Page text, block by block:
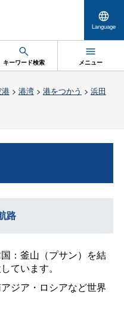
Language
キーワード検索 メニュー
> 港湾> 港をつかう > 浜田
路
：釜山（プサン）を結
ています。
ジア・ロシアなど世界